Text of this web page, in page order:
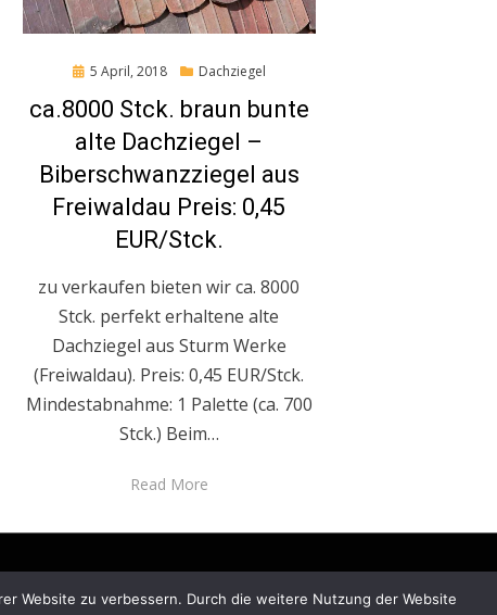
Posted
5 April, 2018 Dachziegel
ca.8000 Stck. braun bunte
alte Dachziegel –
Biberschwanzziegel aus
Freiwaldau Preis: 0,45
EUR/Stck.
zu verkaufen bieten wir ca. 8000
Stck. perfekt erhaltene alte
Dachziegel aus Sturm Werke
(Freiwaldau). Preis: 0,45 EUR/Stck.
Mindestabnahme: 1 Palette (ca. 700
Stck.) Beim…
Read More
Website zu verbessern. Durch die weitere Nutzung der Website